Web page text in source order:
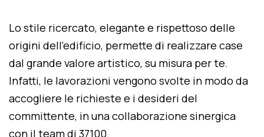
Lo stile ricercato, elegante e rispettoso delle
origini dell'edificio, permette di realizzare case
dal grande valore artistico, su misura per te.
Infatti, le lavorazioni vengono svolte in modo da
accogliere le richieste e i desideri del
committente, in una collaborazione sinergica
con il team di 37100.